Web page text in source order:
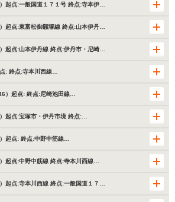
起点:一般国道１７１号 終点:寺本伊…
起点:東富松御願塚線 終点:山本伊丹…
起点:山本伊丹線 終点:伊丹市・尼崎…
: 終点:寺本川西線…
）起点: 終点:尼崎池田線…
起点:宝塚市・伊丹市境 終点:…
起点: 終点:中野中筋線…
起点:中野中筋線 終点:寺本川西線…
起点:寺本川西線 終点:一般国道１７…